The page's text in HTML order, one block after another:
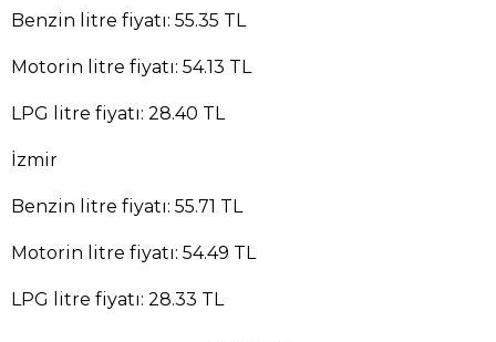
Benzin litre fiyatı: 55.35 TL
Motorin litre fiyatı: 54.13 TL
LPG litre fiyatı: 28.40 TL
İzmir
Benzin litre fiyatı: 55.71 TL
Motorin litre fiyatı: 54.49 TL
LPG litre fiyatı: 28.33 TL